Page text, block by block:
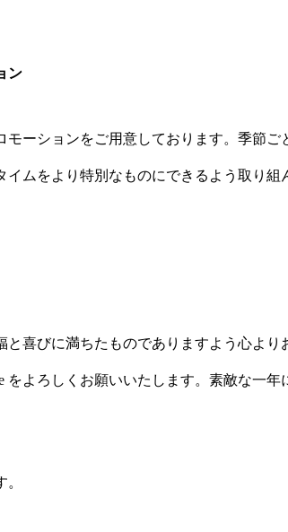
ン
モーションをご用意しております。季節ご
ムをより特別なものにできるよう取り組
と喜びに満ちたものでありますよう心より
をよろしくお願いいたします。素敵な一年